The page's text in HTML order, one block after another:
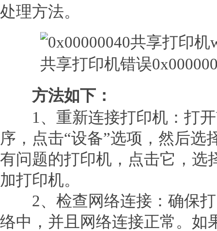
处理方法。
方法如下：
1、重新连接打印机：打开
序，点击“设备”选项，然后选
有问题的打印机，点击它，选
加打印机。
2、检查网络连接：确保打
络中，并且网络连接正常。如